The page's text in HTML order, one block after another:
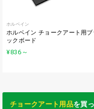
ホルベイン
ホルベイン チョークアート用ブ
ックボード
¥836 ～
チョークアート用品を買